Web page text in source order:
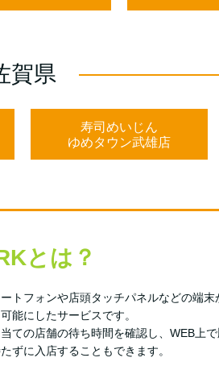
賀県
寿司めいじん
ゆめタウン武雄店
とは？
トフォンや店頭タッチパネルなどの端
能にしたサービスです。
ての店舗の待ち時間を確認し、WEB上
ずに入店することもできます。